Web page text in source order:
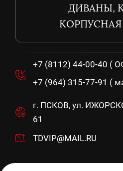
ДИВАНЫ,
+7 (8112) 44-00-40 (
+7 (964) 315-77-91 (
г. ПСКОВ, ул.
61
TDVIP@MAIL.RU